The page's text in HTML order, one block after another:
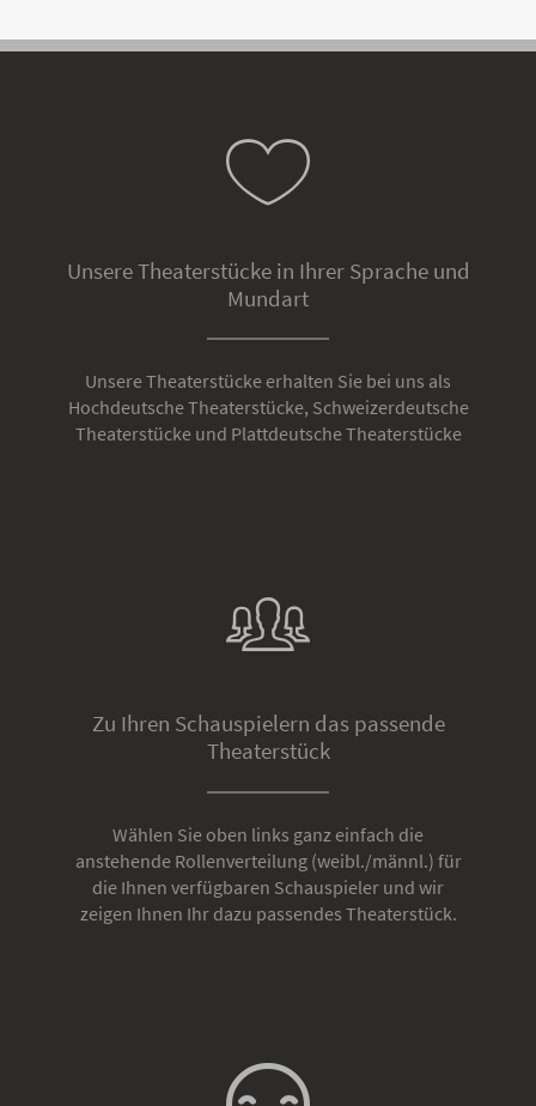
Unsere Theaterstücke in Ihrer Sprache und
Mundart
Unsere Theaterstücke erhalten Sie bei uns als
Hochdeutsche Theaterstücke, Schweizerdeutsche
Theaterstücke und Plattdeutsche Theaterstücke
Zu Ihren Schauspielern das passende
Theaterstück
Wählen Sie oben links ganz einfach die
anstehende Rollenverteilung (weibl./männl.) für
die Ihnen verfügbaren Schauspieler und wir
zeigen Ihnen Ihr dazu passendes Theaterstück.